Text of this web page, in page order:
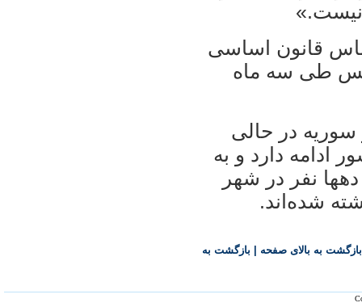
نیست.»
قانون اساسی
طی سه ماه
سوریه در حالی
ادامه دارد و به
نفر در شهر
شده‌اند.
بازگشت به بالای صفحه بازگشت به